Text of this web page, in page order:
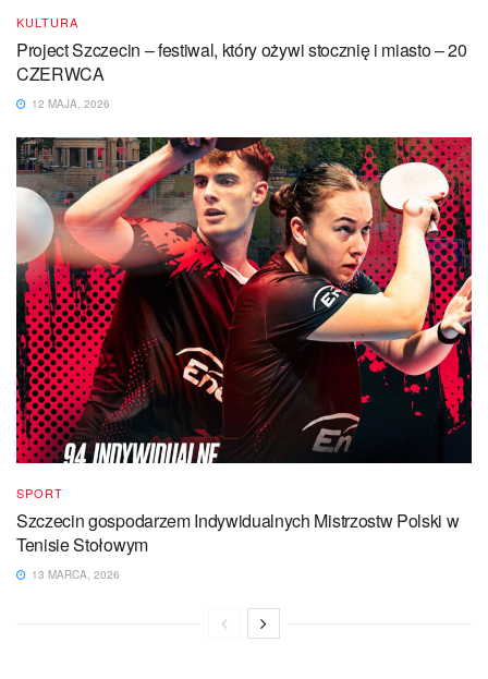
KULTURA
Project Szczecin – festiwal, który ożywi stocznię i miasto – 20
CZERWCA
12 MAJA, 2026
SPORT
Szczecin gospodarzem Indywidualnych Mistrzostw Polski w
Tenisie Stołowym
13 MARCA, 2026